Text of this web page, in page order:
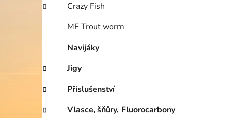
Crazy Fish
MF Trout worm
Navijáky
Jigy
Příslušenství
Vlasce, šňůry, Fluorocarbony